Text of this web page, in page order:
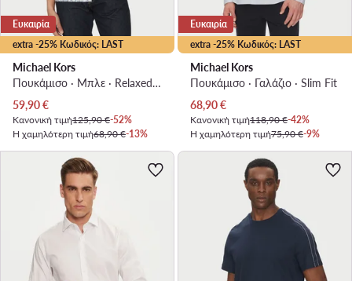
extra -25% Κωδικός: LAST
Ευκαιρία
Michael Kors
Πουκάμισο · Μπλε · Relaxed Fit
Τρέχουσα τιμή
59,90€
Κανονική τιμή125,90 €-52%
Η χαμηλότερη τιμή68,90 €-13%
extra -25% Κωδικός: LAST
Ευκαιρία
Michael Kors
Πουκάμισο · Γαλάζιο · Slim Fit
Τρέχουσα τιμή
68,90€
Κανονική τιμή118,90 €-42%
Η χαμηλότερη τιμή75,90 €-9%